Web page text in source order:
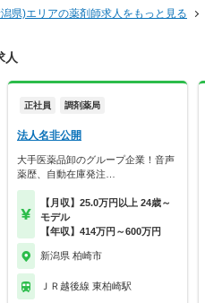
県)エリアの薬剤師求人をもっと見る
人
正社員 調剤薬局
法人名非公開
大手医薬品卸のグループ企業！音声
薬歴、自動在庫発注…
【月収】25.0万円以上 24歳～
モデル
【年収】414万円～600万円
新潟県 柏崎市
ＪＲ越後線 東柏崎駅